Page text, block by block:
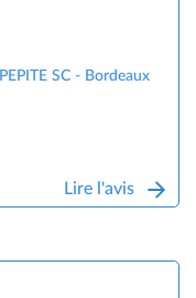
PEPITE SC - Bordeaux
Lire l'avis